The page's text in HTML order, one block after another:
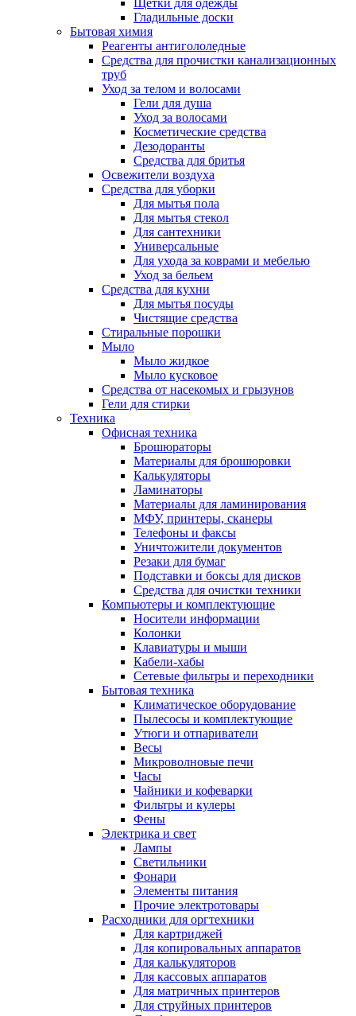
Щетки для одежды
Гладильные доски
Бытовая химия
Реагенты антигололедные
Средства для прочистки канализационных
труб
Уход за телом и волосами
Гели для душа
Уход за волосами
Косметические средства
Дезодоранты
Средства для бритья
Освежители воздуха
Средства для уборки
Для мытья пола
Для мытья стекол
Для сантехники
Универсальные
Для ухода за коврами и мебелью
Уход за бельем
Средства для кухни
Для мытья посуды
Чистящие средства
Стиральные порошки
Мыло
Мыло жидкое
Мыло кусковое
Средства от насекомых и грызунов
Гели для стирки
Техника
Офисная техника
Брошюраторы
Материалы для брошюровки
Калькуляторы
Ламинаторы
Материалы для ламинирования
МФУ, принтеры, сканеры
Телефоны и факсы
Уничтожители документов
Резаки для бумаг
Подставки и боксы для дисков
Средства для очистки техники
Компьютеры и комплектующие
Носители информации
Колонки
Клавиатуры и мыши
Кабели-хабы
Сетевые фильтры и переходники
Бытовая техника
Климатическое оборудование
Пылесосы и комплектующие
Утюги и отпариватели
Весы
Микроволновые печи
Часы
Чайники и кофеварки
Фильтры и кулеры
Фены
Электрика и свет
Лампы
Светильники
Фонари
Элементы питания
Прочие электротовары
Расходники для оргтехники
Для картриджей
Для копировальных аппаратов
Для калькуляторов
Для кассовых аппаратов
Для матричных принтеров
Для струйных принтеров